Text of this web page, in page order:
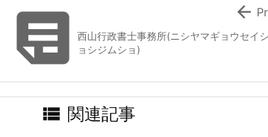
西山行政書士事務所(ニシヤマギョウセイシ
ョシジムショ)

 関連記事